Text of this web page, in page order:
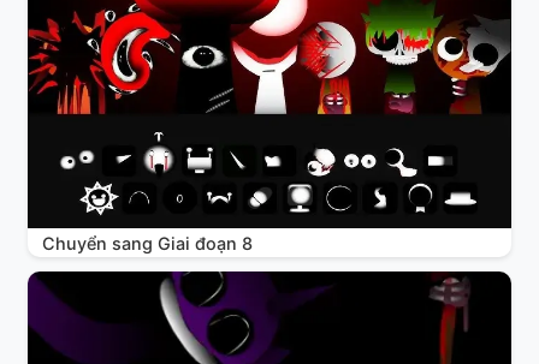
Chuyển sang Giai đoạn 8